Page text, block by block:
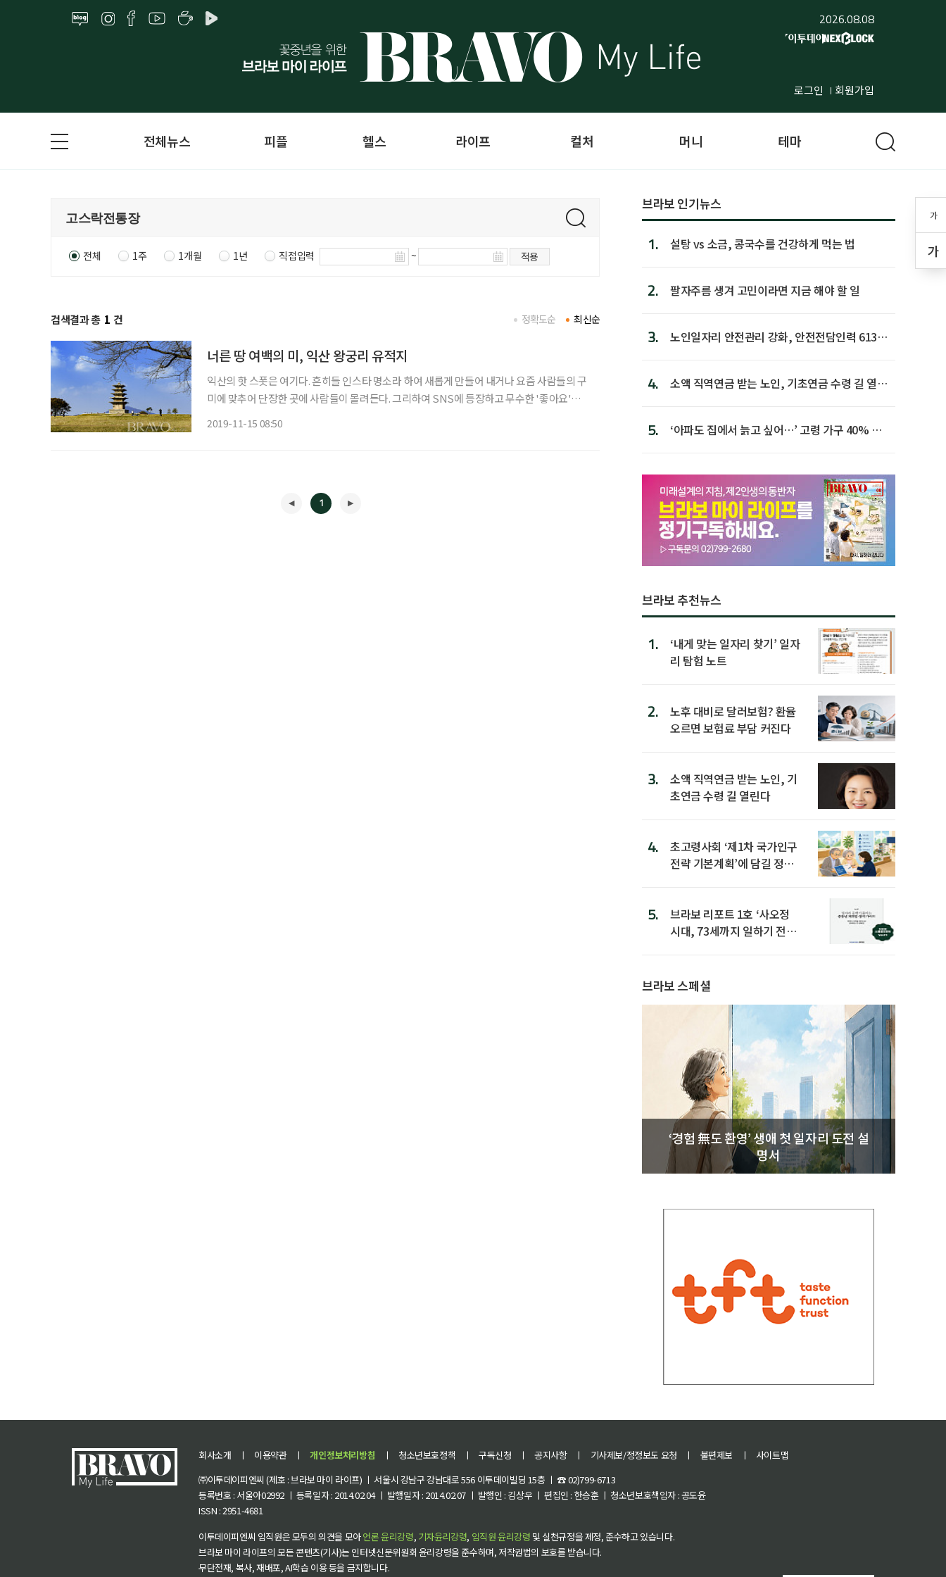
2026.08.08
로그인 회원가입
가
가
전체뉴스 피플 헬스 라이프 컬처 머니 테마
전체 1주 1개월 1년 직접입력 ~ 적용
검색결과 총 1 건 최신순
정확도순
너른 땅 여백의 미, 익산 왕궁리 유적지
익산의 핫 스폿은 여기다. 흔히들 인스타 명소라 하여 새롭게 만들어 내거나 요즘 사람들의 구
미에 맞추어 단장한 곳에 사람들이 몰려든다. 그리하여 SNS에 등장하고 무수한 '좋아요'를
2019-11-15 08:50
1
브라보 인기뉴스
1. 설탕 vs 소금, 콩국수를 건강하게 먹는 법
2. 팔자주름 생겨 고민이라면 지금 해야 할 일
3.
노인일자리 안전관리 강화, 안전전담인력 613명
4.
소액 직역연금 받는 노인, 기초연금 수령 길 열린
5.
‘아파도 집에서 늙고 싶어…’ 고령 가구 40% 노
브라보 추천뉴스
1.
‘내게 맞는 일자리 찾기’ 일자
리 탐험 노트
2.
노후 대비로 달러보험? 환율
오르면 보험료 부담 커진다
3.
소액 직역연금 받는 노인, 기
초연금 수령 길 열린다
4.
초고령사회 ‘제1차 국가인구
전략 기본계획’에 담길 정책
5.
브라보 리포트 1호 ‘사오정
시대, 73세까지 일하기 전략’
브라보 스페셜
‘경험 無도 환영’ 생애 첫 일자리 도전 설
명서
회사소개 ㅣ 이용약관 ㅣ 개인정보처리방침 ㅣ 청소년보호정책 ㅣ 구독신청 ㅣ 공지사항 ㅣ 기사제보/정정보도 요청 ㅣ 불편제보 ㅣ
사이트맵
㈜이투데이피엔씨 (제호 : 브라보 마이 라이프) ㅣ 서울시 강남구 강남대로 556 이투데이빌딩 15층 ㅣ ☎ 02)799-6713
등록번호 : 서울아02992 ㅣ 등록일자 : 2014.02.04 ㅣ 발행일자 : 2014.02.07 ㅣ 발행인 : 김상우 ㅣ 편집인 : 한승훈 ㅣ 청소년보호책임자 : 공도윤
ISSN : 2951-4681
이투데이피엔씨 임직원은 모두의 의견을 모아언론 윤리강령, 기자윤리강령, 임직원 윤리강령 및 실천규정을 제정, 준수하고 있습니다.
브라보 마이 라이프의 모든 콘텐츠(기사)는 인터넷신문위원회 윤리강령을 준수하며, 저작권법의 보호를 받습니다.
무단전재, 복사, 재배포, AI학습 이용 등을 금지합니다.